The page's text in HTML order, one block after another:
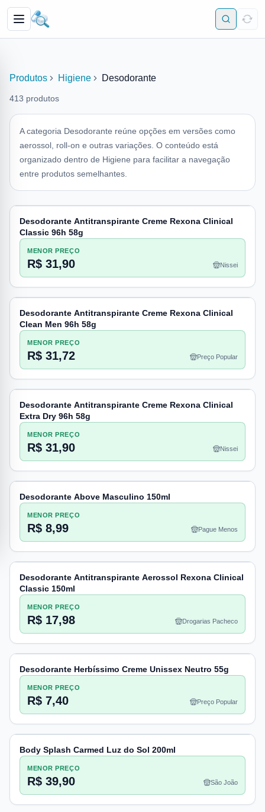
Produtos Higiene Desodorante
413 produtos
A categoria Desodorante reúne opções em versões como
aerossol, roll-on e outras variações. O conteúdo está
organizado dentro de Higiene para facilitar a navegação
entre produtos semelhantes.
Desodorante Antitranspirante Creme Rexona Clinical
Classic 96h 58g
MENOR PREÇO
R$ 31,90 Nissei
Desodorante Antitranspirante Creme Rexona Clinical
Clean Men 96h 58g
MENOR PREÇO
R$ 31,72 Preço Popular
Desodorante Antitranspirante Creme Rexona Clinical
Extra Dry 96h 58g
MENOR PREÇO
R$ 31,90 Nissei
Desodorante Above Masculino 150ml
MENOR PREÇO
R$ 8,99 Pague Menos
Desodorante Antitranspirante Aerossol Rexona Clinical
Classic 150ml
MENOR PREÇO
R$ 17,98 Drogarias Pacheco
Desodorante Herbíssimo Creme Unissex Neutro 55g
MENOR PREÇO
R$ 7,40 Preço Popular
Body Splash Carmed Luz do Sol 200ml
MENOR PREÇO
R$ 39,90 São João